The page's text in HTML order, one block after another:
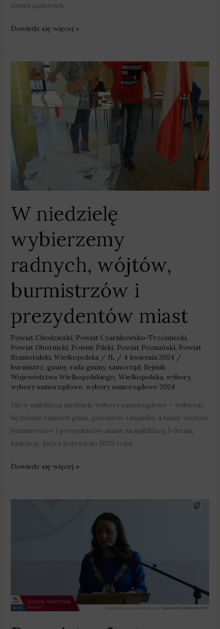
samorządowych.
Dowiedz się więcej »
W niedzielę
wybierzemy
radnych, wójtów,
burmistrzów i
prezydentów miast
Powiat Chodzieski, Powiat Czarnkowsko-Trzcianecki,
Powiat Obornicki, Powiat Pilski, Powiat Poznański, Powiat
Szamotulski, Wielkopolska/ JL / 4 kwietnia 2024 /
burmistrz, gminy, rada gminy, samorząd, Sejmik
Województwa Wielkopolskiego, Wielkopolska, wybory,
wybory samorządowe, wybory samorządowe 2024
Już w najbliższą niedzielę wybory samorządowe – wybierać
będziemy radnych gmin, powiatów i sejmiku, a także wójtów,
burmistrzów i prezydentów miast na najbliższą 5-letnią
kadencję, która potrwa do 2029 roku.
niedzielę
wybierzemy
radnych,
wójtów,
burmistrzów
prezydentów
miast
Dowiedz się więcej »
od
zasady